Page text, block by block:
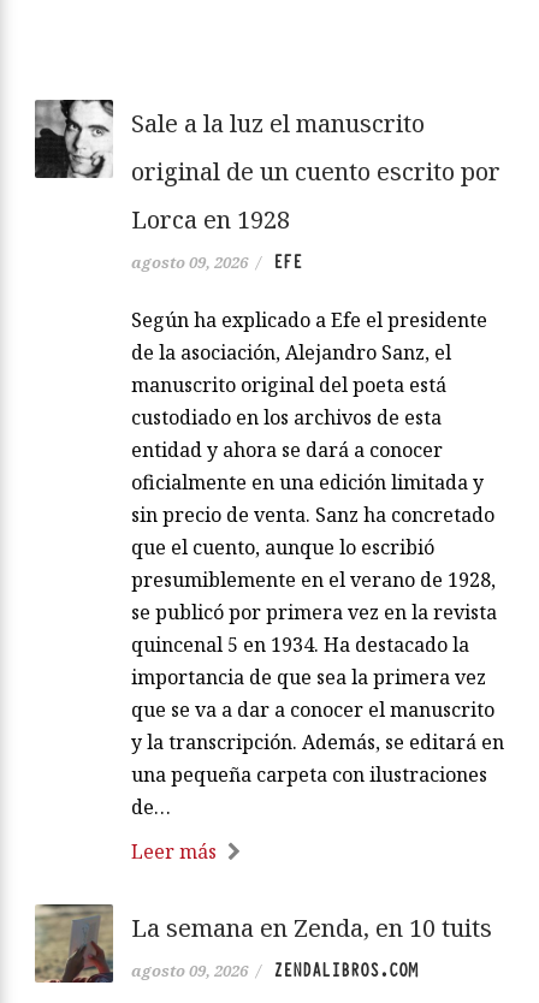
Sale a la luz el manuscrito
original de un cuento escrito por
Lorca en 1928
agosto 09, 2026 / EFE
Según ha explicado a Efe el presidente
de la asociación, Alejandro Sanz, el
manuscrito original del poeta está
custodiado en los archivos de esta
entidad y ahora se dará a conocer
oficialmente en una edición limitada y
sin precio de venta. Sanz ha concretado
que el cuento, aunque lo escribió
presumiblemente en el verano de 1928,
se publicó por primera vez en la revista
quincenal 5 en 1934. Ha destacado la
importancia de que sea la primera vez
que se va a dar a conocer el manuscrito
y la transcripción. Además, se editará en
una pequeña carpeta con ilustraciones
de…
Leer más
La semana en Zenda, en 10 tuits
agosto 09, 2026 / ZENDALIBROS.COM